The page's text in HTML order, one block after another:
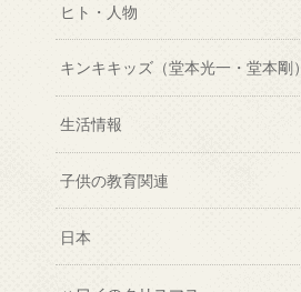
ヒト・人物
キンキキッズ（堂本光一・堂本剛）
生活情報
子供の教育関連
日本